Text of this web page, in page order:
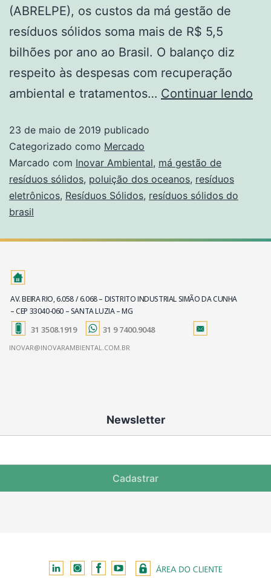
(ABRELPE), os custos da má gestão de
resíduos sólidos soma mais de R$ 5,5
bilhões por ano ao Brasil. O balanço diz
respeito às despesas com recuperação
ambiental e tratamentos… Continuar lendo
23 de maio de 2019 publicado
Categorizado como Mercado
Marcado com Inovar Ambiental, má gestão de
resíduos sólidos, poluição dos oceanos, resíduos
eletrônicos, Resíduos Sólidos, resíduos sólidos do
brasil
AV. BEIRA RIO, 6.058 / 6.068 – DISTRITO INDUSTRIAL SIMÃO DA CUNHA
– CEP 33040-060 – SANTA LUZIA – MG
31 3508.1919 31 9 7400.9048
INOVAR@INOVARAMBIENTAL.COM.BR
Newsletter
Cadastrar